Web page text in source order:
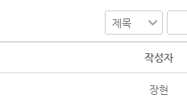
작성자
장현